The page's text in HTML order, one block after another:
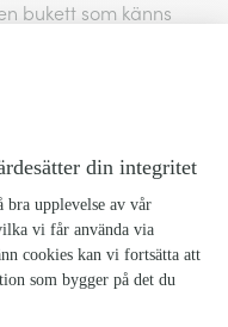
bukett som känns
av magi.
buketten men annan
beroende på